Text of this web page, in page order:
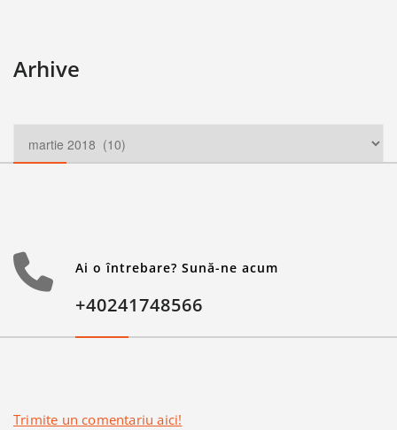
Arhive
Ai o întrebare? Sună-ne acum
+40241748566
Trimite un comentariu aici!